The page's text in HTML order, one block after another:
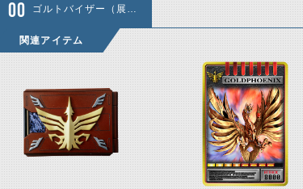
ゴルトバイザー（展開）
関連アイテム